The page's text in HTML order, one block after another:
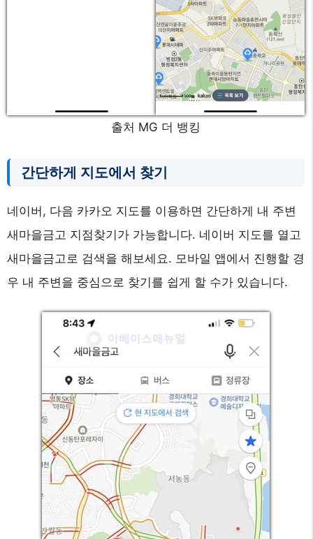
출처 MG 더 뱅킹
간단하게 지도에서 찾기
네이버, 다음 카카오 지도를 이용하면 간단하게 내 주변
새마을금고 지점찾기가 가능합니다. 네이버 지도를 열고
새마을금고로 검색을 해보세요. 모바일 앱에서 진행할 경
우 내 주변을 중심으로 찾기를 쉽게 할 수가 있습니다.